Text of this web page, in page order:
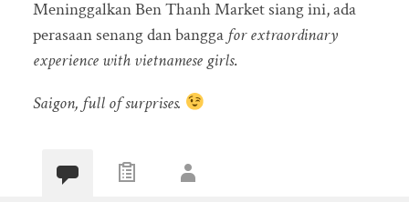
Meninggalkan Ben Thanh Market siang ini, ada
perasaan senang dan bangga for extraordinary
experience with vietnamese girls.
Saigon, full of surprises.